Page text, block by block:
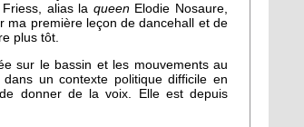
Friess, alias la queen Elodie Nosaure,
ma première leçon de dancehall et de
plus tôt.
sur le bassin et les mouvements au
un contexte politique difficile en
donner de la voix. Elle est depuis